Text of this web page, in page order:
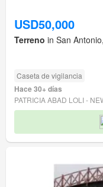
USD50,000
Terreno in San
Caseta de vigilancia
Hace 30+ días
PATRICIA ABAD LOLI -